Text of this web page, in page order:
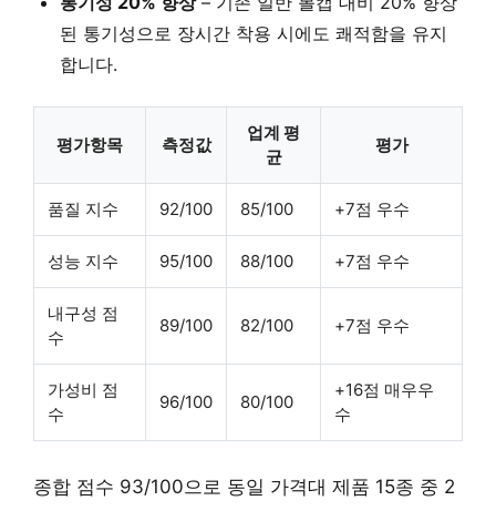
된 통기성 으로 장시간 착용 시에도 쾌적함을 유지
합니다.
평가항목 측정값
업계 평
균
평가
품질 지수 92/100 85/100 +7점 우수
성능 지수 95/100 88/100 +7점 우수
내구성 점
수
89/100 82/100 +7점 우수
가성비 점
수
96/100 80/100
+16점 매우우
수
종합 점수 93/100으로 동일 가격대 제품 15종 중 2